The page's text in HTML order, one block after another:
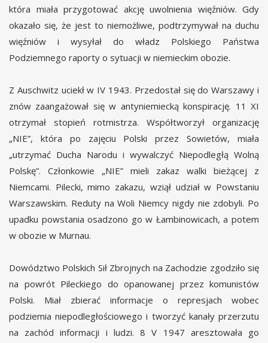
która miała przygotować akcję uwolnienia więźniów. Gdy
okazało się, że jest to niemożliwe, podtrzymywał na duchu
więźniów i wysyłał do władz Polskiego Państwa
Podziemnego raporty o sytuacji w niemieckim obozie.
Z Auschwitz uciekł w IV 1943. Przedostał się do Warszawy i
znów zaangażował się w antyniemiecką konspirację. 11 XI
otrzymał stopień rotmistrza. Współtworzył organizację
„NIE”, która po zajęciu Polski przez Sowietów, miała
„utrzymać Ducha Narodu i wywalczyć Niepodległą Wolną
Polskę”. Członkowie „NIE” mieli zakaz walki bieżącej z
Niemcami. Pilecki, mimo zakazu, wziął udział w Powstaniu
Warszawskim. Reduty na Woli Niemcy nigdy nie zdobyli. Po
upadku powstania osadzono go w Łambinowicach, a potem
w obozie w Murnau.
Dowództwo Polskich Sił Zbrojnych na Zachodzie zgodziło się
na powrót Pileckiego do opanowanej przez komunistów
Polski. Miał zbierać informacje o represjach wobec
podziemia niepodległościowego i tworzyć kanały przerzutu
na zachód informacji i ludzi. 8 V 1947 aresztowała go